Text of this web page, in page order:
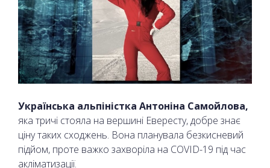
Українська альпіністка Антоніна Самойлова,
яка тричі стояла на вершині Евересту, добре знає
ціну таких сходжень. Вона планувала безкисневий
підйом, проте важко захворіла на COVID-19 під час
акліматизації.